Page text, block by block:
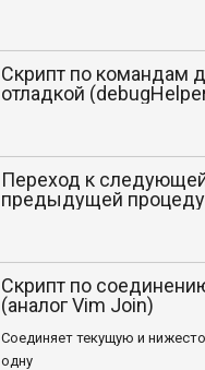
Скрипт по командам
отладкой
Переход к
предыдущей
Скрипт по
(аналог Vim Join)
Соединяет текущую и
одну